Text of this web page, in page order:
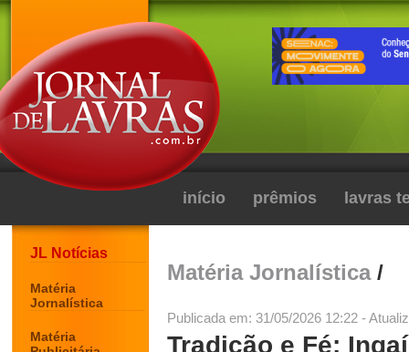
início prêmios lavras
JL Notícias
Matéria
Jornalística
Matéria
Matéria Jornalística/
Publicada em: 31/05/2026 12:22 -
Tradição e Fé: